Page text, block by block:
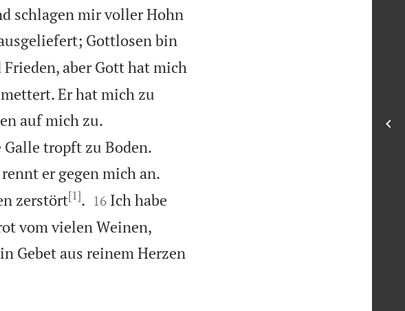
schlagen mir voller Hohn
Gottlosen bin
aber Gott hat mich
Er hat mich zu
auf mich zu.
tropft zu Boden.
er gegen mich an.
zerstört[1].
16 Ich habe
vom vielen Weinen,
Gebet aus reinem Herzen